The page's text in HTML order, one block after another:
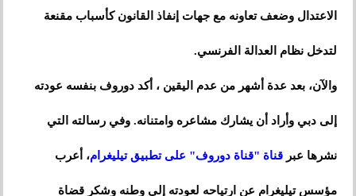
الاعتدال وضعف تعاونه مع جهات إنفاذ القانون كأسباب مقنعة
لتدخل نظام العدالة الفرنسي.
والآن، بعد عدة أشهر من عدم اليقين ، أكد دوروف بنفسه عودته
إلى دبي وأراد أن يشارك مشاعره وامتنانه. وفي رسالته التي
نشرها عبر قناة "قناة دوروف" على تطبيق تيليغرام، أعرب
مؤسس تيليغرام عن ارتياحه لعودته إلى وطنه وشكر قضاة